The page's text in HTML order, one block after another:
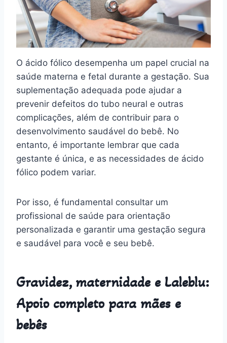
O ácido fólico desempenha um papel crucial na
saúde materna e fetal durante a gestação. Sua
suplementação adequada pode ajudar a
prevenir defeitos do tubo neural e outras
complicações, além de contribuir para o
desenvolvimento saudável do bebê. No
entanto, é importante lembrar que cada
gestante é única, e as necessidades de ácido
fólico podem variar.
Por isso, é fundamental consultar um
profissional de saúde para orientação
personalizada e garantir uma gestação segura
e saudável para você e seu bebê.
Gravidez, maternidade e Laleblu:
Apoio completo para mães e
bebês